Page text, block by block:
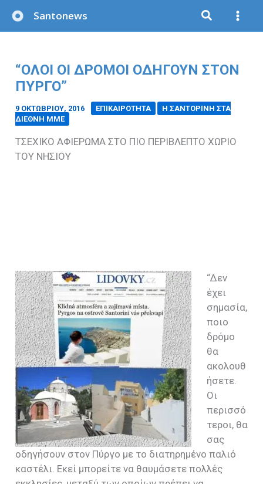
στο
Santonews
“ΟΛΟΙ ΟΙ ΔΡΟΜΟΙ ΟΔΗΓΟΥΝ ΣΤΟΝ
ΠΥΡΓΟ”
9 ΟΚΤΩΒΡΊΟΥ, 2016 ΕΠΙΚΑΙΡΟΤΗΤΑ
Η ΣΑΝΤΟΡΙΝΗ ΣΤΑ
ΔΙΕΘΝΗ ΜΜΕ
ΤΣΕΧΙΚΟ ΑΦΙΕΡΩΜΑ ΣΤΟ ΠΙΟ ΠΕΡΙΒΛΕΠΤΟ ΧΩΡΙΟ
ΤΟΥ ΝΗΣΙΟΥ
“Δεν
έχει
σημασία,
ποιο
δρόμο
θα
ακολουθ
ήσετε.
Οι
περισσό
τεροι, θα
σας
οδηγήσουν στον Πύργο με το διατηρημένο παλιό
καστέλι. Εκεί μπορείτε να θαυμάσετε πολλές